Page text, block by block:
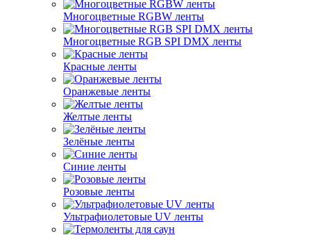
Многоцветные RGBW ленты
Многоцветные RGB SPI DMX ленты
Красные ленты
Оранжевые ленты
Желтые ленты
Зелёные ленты
Синие ленты
Розовые ленты
Ультрафиолетовые UV ленты